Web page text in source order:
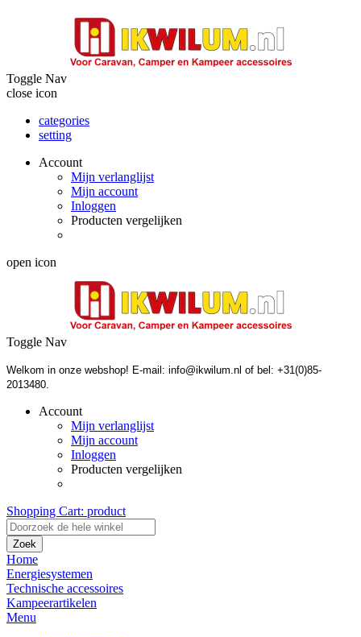
Toggle Nav
close icon
categories
setting
Account
Mijn verlanglijst
Mijn account
Inloggen
Producten vergelijken
open icon
Toggle Nav
Welkom in onze webshop! E-mail: info@ikwilum.nl of bel: +31(0)85-
2013480.
Account
Mijn verlanglijst
Mijn account
Inloggen
Producten vergelijken
Shopping Cart: product
Zoek
Home
Energiesystemen
Technische accessoires
Kampeerartikelen
Menu